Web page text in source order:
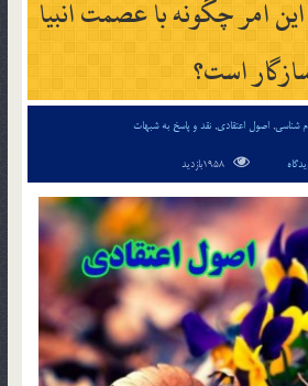
امر چگونه با عصمت انبیا
است؟
شناسی, اصول اعتقادی, نقد و پاسخ به شبهات